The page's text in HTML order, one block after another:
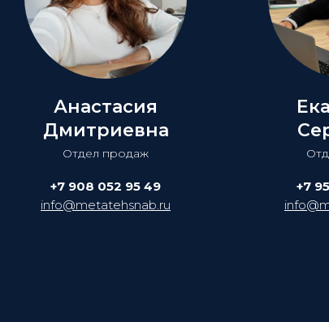
Анастасия
Дмитриевна
Отдел продаж
+7 908 052 95 49
info@metatehsnab.ru
+7